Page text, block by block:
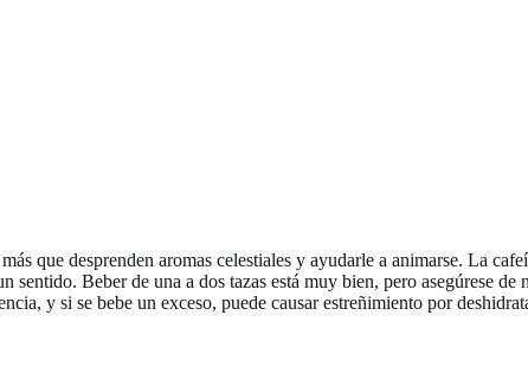
que desprenden aromas celestiales y ayudarle a animarse. La
Beber de una a dos tazas está muy bien, pero asegúrese de
y si se bebe un exceso, puede causar estreñimiento por